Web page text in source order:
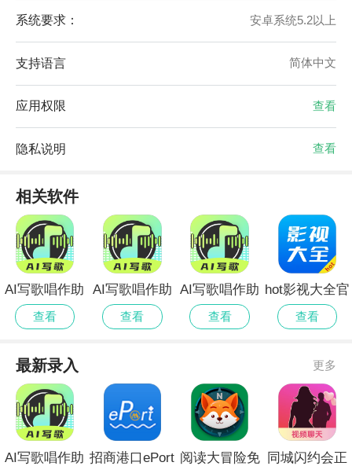
系统要求： 安卓系统5.2以上
支持语言 简体中文
应用权限 查看
隐私说明 查看
相关软件
AI写歌唱作助
手安卓版
查看
AI写歌唱作助
手官方安卓版
查看
AI写歌唱作助
手最新官方
查看
hot影视大全官
网最新版
查看
最新录入 更多
AI写歌唱作助 招商港口ePort 阅读大冒险免 同城闪约会正